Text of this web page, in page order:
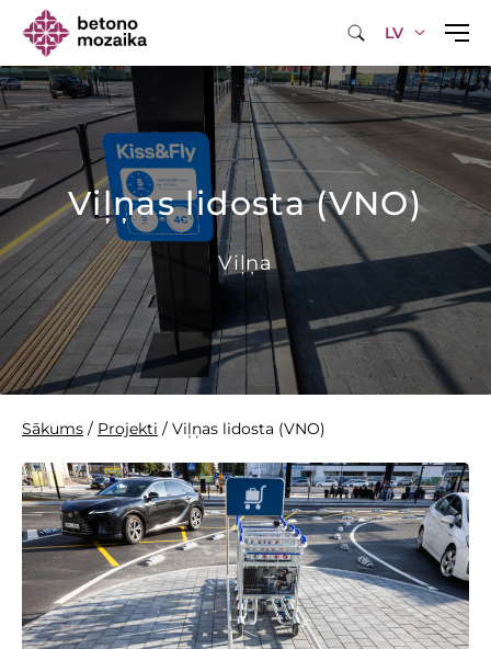
LV
Viļņas lidosta (VNO)
Viļņa
Sākums / Projekti / Viļņas lidosta (VNO)